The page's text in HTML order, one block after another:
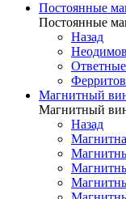
Постоянные
Постоянные
Назад
Магнитный
Магнитный
Назад